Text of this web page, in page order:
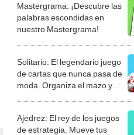
Mastergrama: ¡Descubre las
palabras escondidas en
nuestro Mastergrama!
Solitario: El legendario juego
de cartas que nunca pasa de
moda. Organiza el mazo y
Ajedrez: El rey de los juegos
de estrategia. Mueve tus